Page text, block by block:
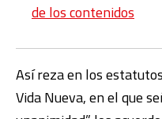
de los contenidos
Así reza en los
Vida Nueva, en el que